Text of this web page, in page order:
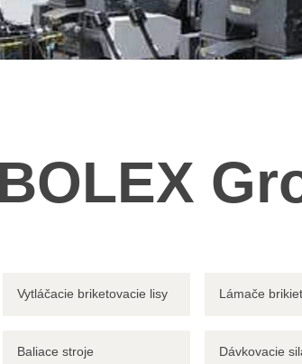
Vytláčacie briketovacie lisy Lámače brikiet
Baliace stroje Dávkovacie